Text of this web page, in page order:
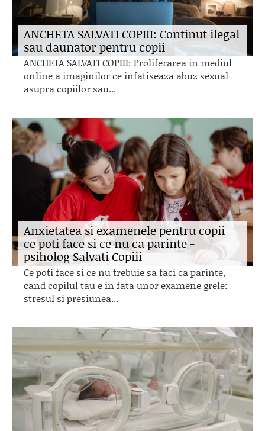
ANCHETA SALVATI COPIII: Continut ilegal
sau daunator pentru copii
ANCHETA SALVATI COPIII: Proliferarea in mediul
online a imaginilor ce infatiseaza abuz sexual
asupra copiilor sau...
Anxietatea si examenele pentru copii -
ce poti face si ce nu ca parinte -
psiholog Salvati Copiii
Ce poti face si ce nu trebuie sa faci ca parinte,
cand copilul tau e in fata unor examene grele:
stresul si presiunea...